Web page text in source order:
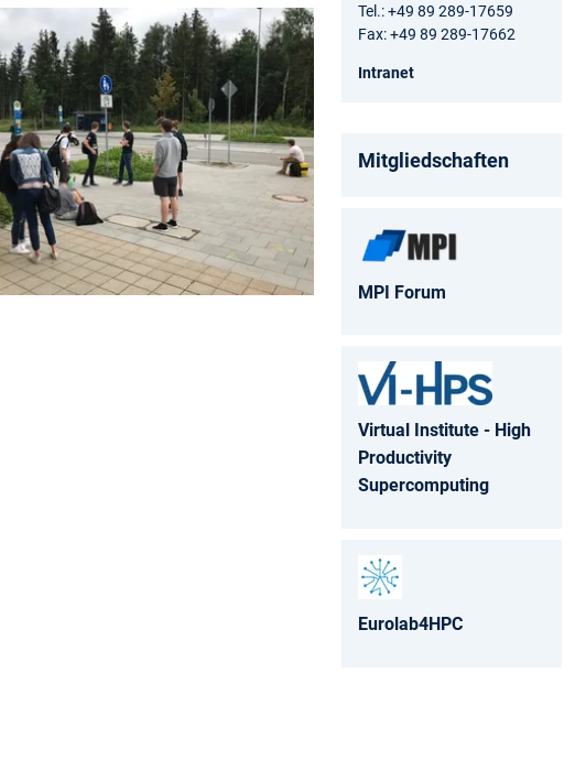
Tel.: +49 89 289-17659
Fax: +49 89 289-17662
Intranet
Mitgliedschaften
MPI Forum
Virtual Institute - High
Productivity
Supercomputing
Eurolab4HPC